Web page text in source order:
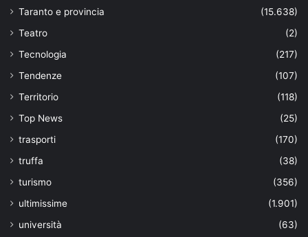
Taranto e provincia
(15.638)
Teatro
(2)
Tecnologia
(217)
Tendenze
(107)
Territorio
(118)
Top News
(25)
trasporti
(170)
truffa
(38)
turismo
(356)
ultimissime
(1.901)
università
(63)